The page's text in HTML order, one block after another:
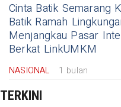
Cinta Batik Semarang
Batik Ramah
Menjangkau Pasar
Berkat LinkUMKM
NASIONAL 1 bulan
TERKINI